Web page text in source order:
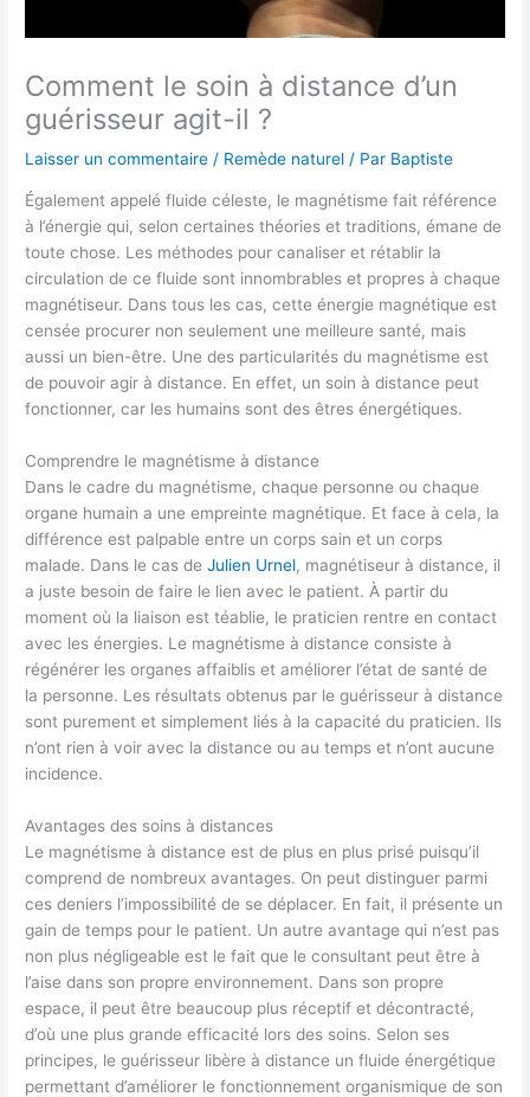
Comment le soin à distance d’un
guérisseur agit-il ?
Laisser un commentaire / Remède naturel / Par Baptiste
Également appelé fluide céleste, le magnétisme fait référence
à l’énergie qui, selon certaines théories et traditions, émane de
toute chose. Les méthodes pour canaliser et rétablir la
circulation de ce fluide sont innombrables et propres à chaque
magnétiseur. Dans tous les cas, cette énergie magnétique est
censée procurer non seulement une meilleure santé, mais
aussi un bien-être. Une des particularités du magnétisme est
de pouvoir agir à distance. En effet, un soin à distance peut
fonctionner, car les humains sont des êtres énergétiques.
Comprendre le magnétisme à distance
Dans le cadre du magnétisme, chaque personne ou chaque
organe humain a une empreinte magnétique. Et face à cela, la
différence est palpable entre un corps sain et un corps
malade. Dans le cas deJulien Urnel, magnétiseur à distance, il
a juste besoin de faire le lien avec le patient. À partir du
moment où la liaison est téablie, le praticien rentre en contact
avec les énergies. Le magnétisme à distance consiste à
régénérer les organes affaiblis et améliorer l’état de santé de
la personne. Les résultats obtenus par le guérisseur à distance
sont purement et simplement liés à la capacité du praticien. Ils
n’ont rien à voir avec la distance ou au temps et n’ont aucune
incidence.
Avantages des soins à distances
Le magnétisme à distance est de plus en plus prisé puisqu’il
comprend de nombreux avantages. On peut distinguer parmi
ces deniers l’impossibilité de se déplacer. En fait, il présente un
gain de temps pour le patient. Un autre avantage qui n’est pas
non plus négligeable est le fait que le consultant peut être à
l’aise dans son propre environnement. Dans son propre
espace, il peut être beaucoup plus réceptif et décontracté,
d’où une plus grande efficacité lors des soins. Selon ses
principes, le guérisseur libère à distance un fluide énergétique
permettant d’améliorer le fonctionnement organismique de son